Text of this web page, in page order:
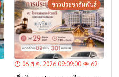
ข่าวประชาสัมพันธ์
06 ส.ค. 2026 09:09:00 69